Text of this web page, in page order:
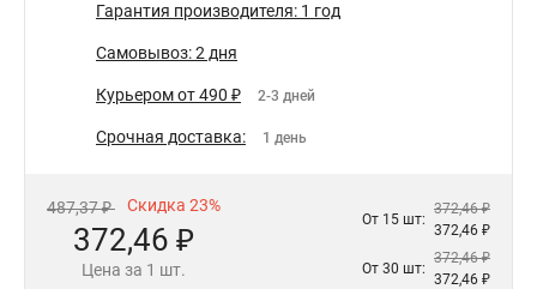
Гарантия производителя: 1 год
Самовывоз: 2 дня
Курьером от 490 ₽ 2-3 дней
Срочная доставка: 1 день
487,37 ₽ Скидка 23%
372,46 ₽
Цена за 1 шт.
От 15 шт:
372,46 ₽
372,46 ₽
От 30 шт:
372,46 ₽
372,46 ₽